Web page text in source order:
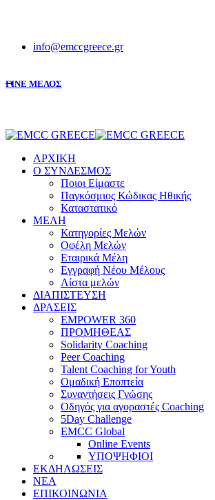
info@emccgreece.gr
ΓΙΝΕ ΜΕΛΟΣ
ΑΡΧΙΚΗ
Ο ΣΥΝΔΕΣΜΟΣ
Ποιοι Είμαστε
Παγκόσμιος Κώδικας Ηθικής
Καταστατικό
ΜΕΛΗ
Κατηγορίες Μελών
Οφέλη Μελών
Εταιρικά Μέλη
Εγγραφή Νέου Μέλους
Λίστα μελών
ΔΙΑΠΙΣΤΕΥΣΗ
ΔΡΑΣΕΙΣ
EMPOWER 360
ΠΡΟΜΗΘΕΑΣ
Solidarity Coaching
Peer Coaching
Talent Coaching for Youth
Ομαδική Εποπτεία
Συναντήσεις Γνώσης
Οδηγός για αγοραστές Coaching
5Day Challenge
EMCC Global
Online Events
ΥΠΟΨΗΦΙΟΙ
ΕΚΔΗΛΩΣΕΙΣ
ΝΕΑ
ΕΠΙΚΟΙΝΩΝΙΑ